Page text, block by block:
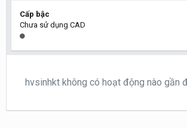
Cấp bậc
Chưa sử dụng CAD
hvsinhkt không có hoạt động nào gần